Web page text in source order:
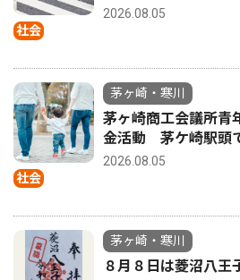
社会
2026.08.05
社会
茅ヶ崎・寒川
茅ヶ崎商工会議所
金活動 茅ケ崎駅頭
2026.08.05
茅ヶ崎・寒川
８月８日は菱沼八王